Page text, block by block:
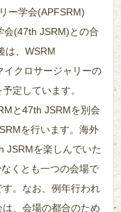
ー学会(APFSRM)
会(47th JSRM)との合
は、WSRM
クロサージャリーの
定しています。
と47th JSRMを別会
を行います。海外
JSRMを楽しんでいた
くとも一つの会場で
。なお、例年行われ
、会場の都合のため